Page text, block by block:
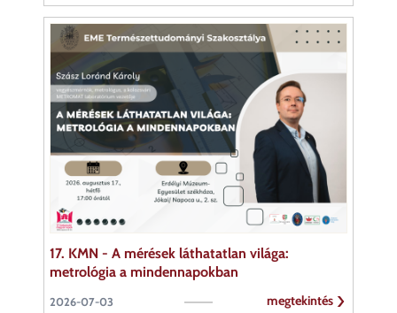
17. KMN - A mérések láthatatlan világa:
metrológia a mindennapokban
2026-07-03 megtekintés